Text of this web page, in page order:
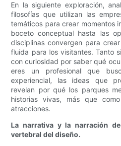
En la siguiente exploración,
filosofías que utilizan las
temáticos para crear momentos
boceto conceptual hasta las
disciplinas convergen para
fluida para los visitantes. Tanto
con curiosidad por saber qué
eres un profesional que
experiencial, las ideas que
revelan por qué los parques
historias vivas, más que
atracciones.
La narrativa y la narración
vertebral del diseño.